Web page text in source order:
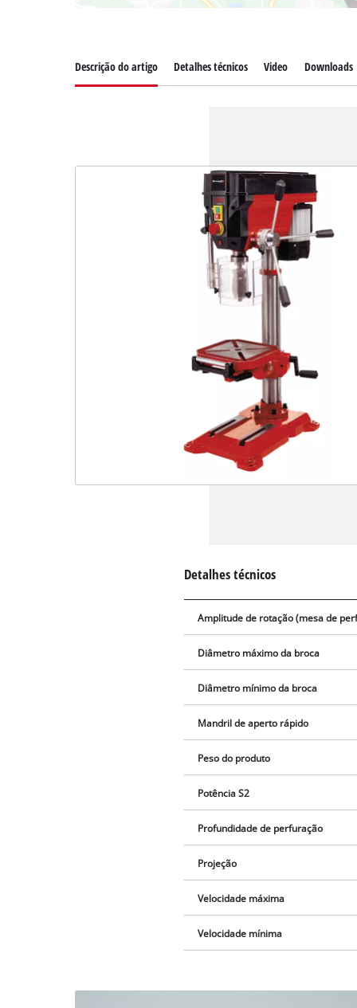
Descrição do artigo Detalhes técnicos Video Downloads
Detalhes técnicos
Amplitude de rotação (mesa de
Diâmetro máximo da broca
Diâmetro mínimo da broca
Mandril de aperto rápido
Peso do produto
Potência S2
Profundidade de perfuração
Projeção
Velocidade máxima
Velocidade mínima